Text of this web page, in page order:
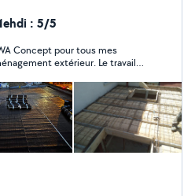
projet.
: 5/5
Concept pour tous mes
extérieur. Le travail
nouveau portail extérieur et le
sérieuse, efficace et de
sans hésitation.